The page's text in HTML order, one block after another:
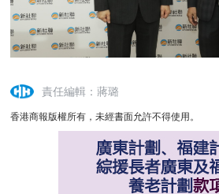
責任編輯：蔣璐
香港商報版權所有，未經書面允許不得使用。